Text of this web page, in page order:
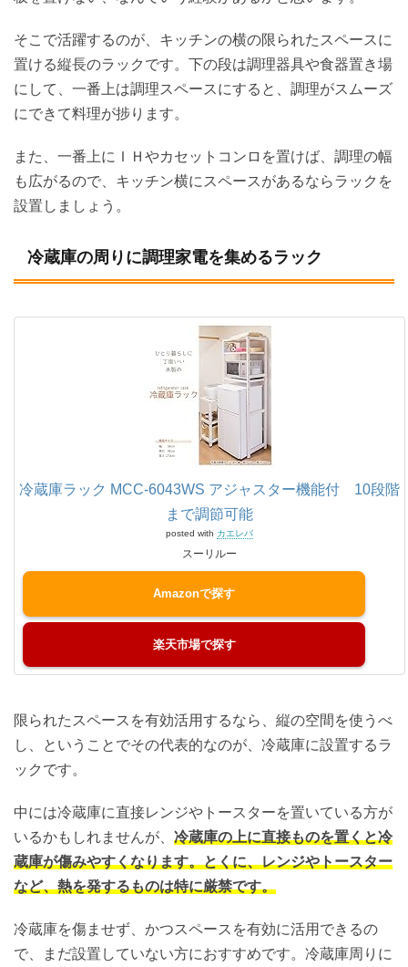
そこで活躍するのが、キッチンの横の限られたスペースに
置ける縦長のラックです。下の段は調理器具や食器置き場
にして、一番上は調理スペースにすると、調理がスムーズ
にできて料理が捗ります。
また、一番上にＩＨやカセットコンロを置けば、調理の幅
も広がるので、キッチン横にスペースがあるならラックを
設置しましょう。
冷蔵庫の周りに調理家電を集めるラック
冷蔵庫ラック MCC-6043WS アジャスター機能付 10段階
まで調節可能
posted with カエレバ
スーリルー
Amazon
楽天市場
限られたスペースを有効活用するなら、縦の空間を使うべ
し、ということでその代表的なのが、冷蔵庫に設置するラ
ックです。
中には冷蔵庫に直接レンジやトースターを置いている方が
いるかもしれませんが、 冷蔵庫の上に直接ものを置くと冷
蔵庫が傷みやすくなります。とくに、レンジやトースター
など、熱を発するものは特に厳禁です。
冷蔵庫を傷ませず、かつスペースを有効に活用できるの
で、まだ設置していない方におすすめです。冷蔵庫周りに